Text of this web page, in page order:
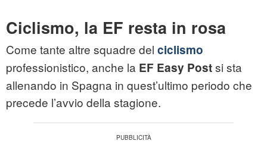
Ciclismo, la EF resta in rosa
Come tante altre squadre del ciclismo
professionistico, anche la EF Easy Postsi sta
allenando in Spagna in quest’ultimo periodo che
precede l’avvio della stagione.